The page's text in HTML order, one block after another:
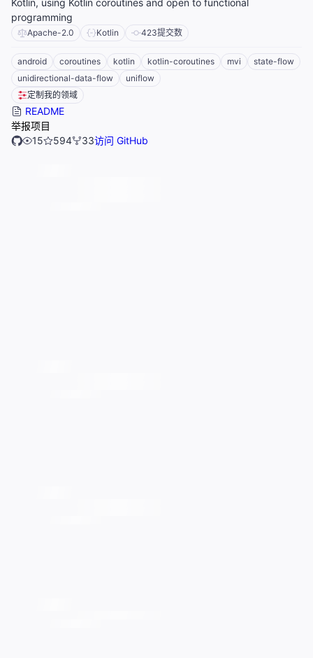
Kotlin, using Kotlin coroutines and open to functional
programming
Apache-2.0 Kotlin 423提交数
android coroutines kotlin kotlin-coroutines mvi
state-flow
unidirectional-data-flow
uniflow
定制我的领域
README
举报项目
15
594 33访问 GitHub